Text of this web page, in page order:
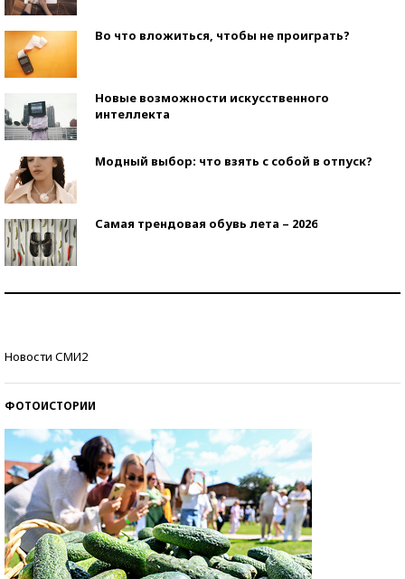
Во что вложиться, чтобы не проиграть?
Новые возможности искусственного
интеллекта
Модный выбор: что взять с собой в отпуск?
Самая трендовая обувь лета – 2026
Новости СМИ2
ФОТОИСТОРИИ